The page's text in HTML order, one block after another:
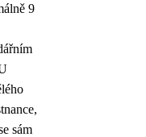
9
sám